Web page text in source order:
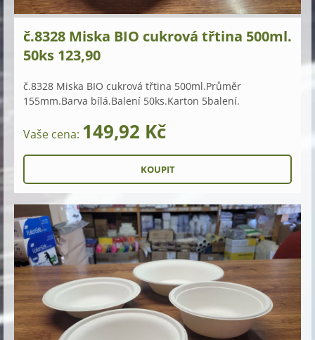
č.8328 Miska BIO cukrová třtina 500ml.
50ks 123,90
č.8328 Miska BIO cukrová třtina 500ml.Průměr
155mm.Barva bílá.Balení 50ks.Karton 5balení.
Vaše cena: 149,92 Kč